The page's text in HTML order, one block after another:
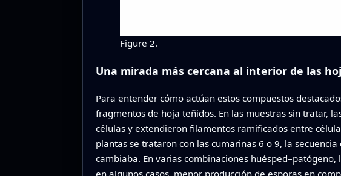
Figure 2.
Una mirada más cercana al interior de las
Para entender cómo actúan estos compuestos
fragmentos de hoja teñidos. En las muestras sin tratar,
células y extendieron filamentos ramificados entre
plantas se trataron con las cumarinas 6 o 9, la
cambiaba. En varias combinaciones
en algunos casos, menor producción de esporas en